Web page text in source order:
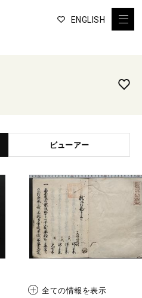
ENGLISH
ビューアー
全ての情報を表示